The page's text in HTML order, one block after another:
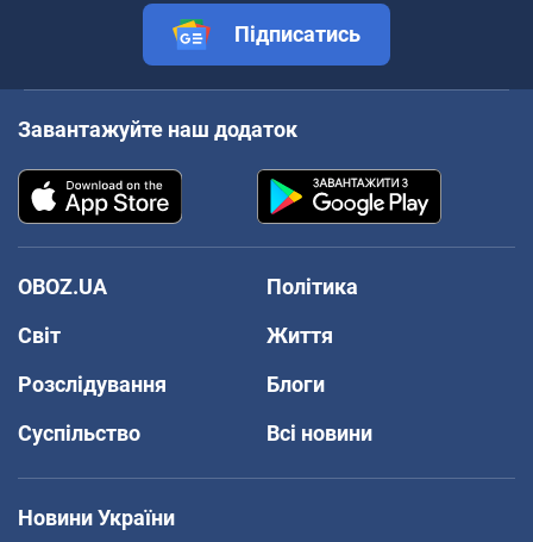
Підписатись
Завантажуйте наш додаток
OBOZ.UA
Політика
Світ
Життя
Розслідування
Блоги
Суспільство
Всі новини
Новини України